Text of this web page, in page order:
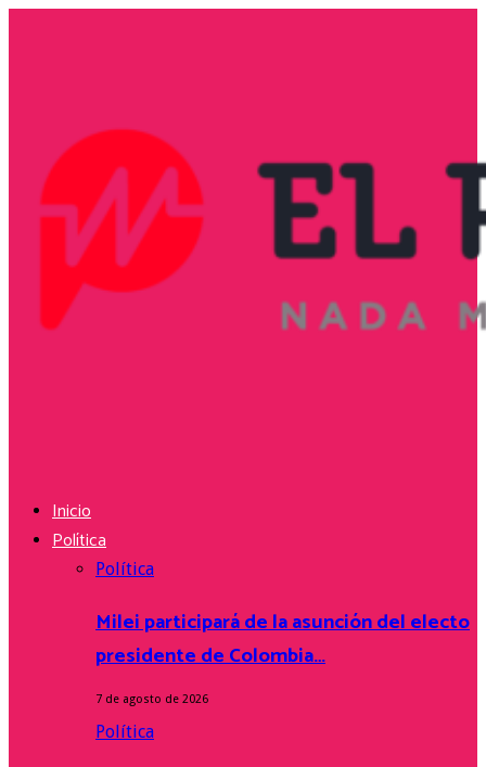
Inicio
Política
Política
Milei participará de la asunción del electo
presidente de Colombia…
7 de agosto de 2026
Política